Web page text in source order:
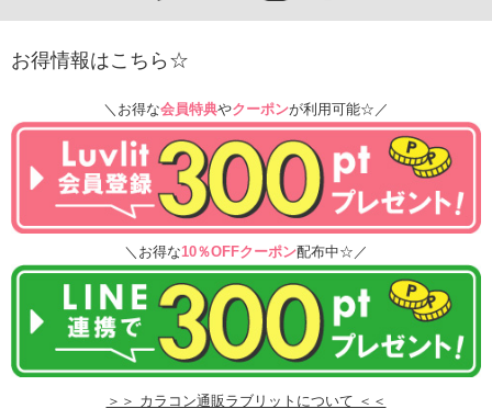
お得情報はこちら☆
＼お得な会員特典やクーポンが利用可能☆／
＼お得な10％OFFクーポン配布中☆／
＞＞ カラコン通販ラブリットについて ＜＜